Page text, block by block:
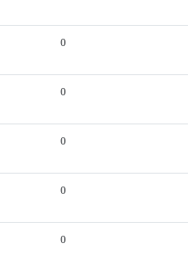
0
0
0
0
0